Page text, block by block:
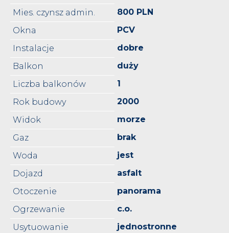
Mies. czynsz admin.
800 PLN
Okna
PCV
Instalacje
dobre
Balkon
duży
Liczba balkonów
1
Rok budowy
2000
Widok
morze
Gaz
brak
Woda
jest
Dojazd
asfalt
Otoczenie
panorama
Ogrzewanie
c.o.
Usytuowanie
jednostronne